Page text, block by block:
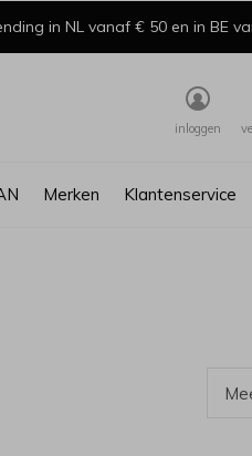
Merken Klantenservice
inloggen
in NL vanaf € 50 en in BE